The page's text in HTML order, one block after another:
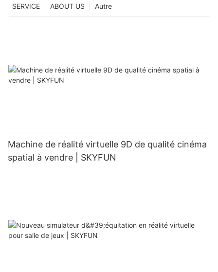
Autre
ABOUT US
SERVICE
Machine de réalité virtuelle 9D de qualité cinéma
spatial à vendre | SKYFUN